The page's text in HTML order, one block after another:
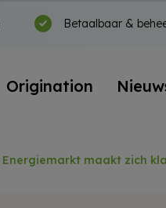
Betaalbaar &
Origination
maakt zich